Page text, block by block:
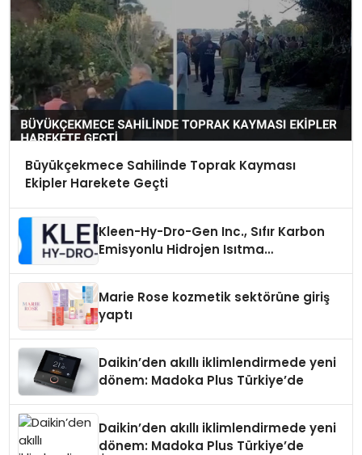
Büyükçekmece Sahilinde Toprak Kayması
Ekipler Harekete Geçti
Kleen-Hy-Dro-Gen Inc., Sıfır Karbon
Emisyonlu Hidrojen Isıtma
Marie Rose kozmetik sektörüne giriş
yaptı
Daikin’den akıllı iklimlendirmede yeni
dönem: Madoka Plus Türkiye’de
Daikin’den akıllı iklimlendirmede yeni
dönem: Madoka Plus Türkiye’de